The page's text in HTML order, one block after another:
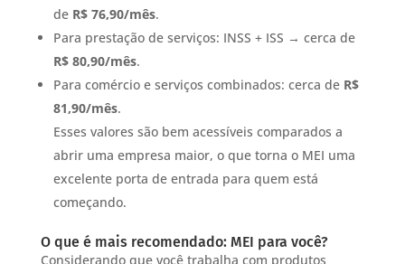
de R$ 76,90/mês.
Para prestação de serviços: INSS + ISS → cerca de
R$ 80,90/mês.
Para comércio e serviços combinados: cerca de R$
81,90/mês.
Esses valores são bem acessíveis comparados a
abrir uma empresa maior, o que torna o MEI uma
excelente porta de entrada para quem está
começando.
O que é mais recomendado: MEI para você?
Considerando que você trabalha com produtos